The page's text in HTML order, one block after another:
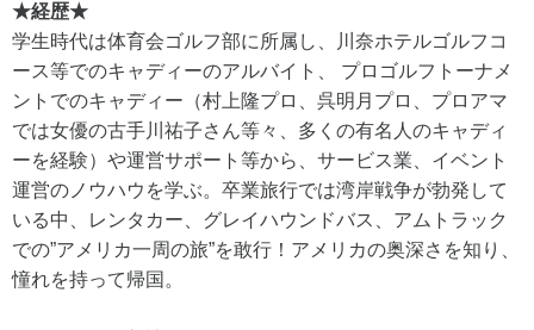
★経歴★
学生時代は体育会ゴルフ部に所属し、川奈ホテルゴルフコ
ース等でのキャディーのアルバイト、 プロゴルフトーナメ
ントでのキャディー（村上隆プロ、呉明月プロ、プロアマ
では女優の古手川祐子さん等々、多くの有名人のキャディ
ーを経験）や運営サポート等から、サービス業、イベント
運営のノウハウを学ぶ。卒業旅行では湾岸戦争が勃発して
いる中、レンタカー、グレイハウンドバス、アムトラック
での”アメリカ一周の旅”を敢行！アメリカの奥深さを知り、
憧れを持って帰国。